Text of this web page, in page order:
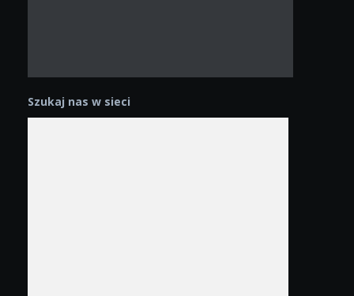
Szukaj nas w sieci